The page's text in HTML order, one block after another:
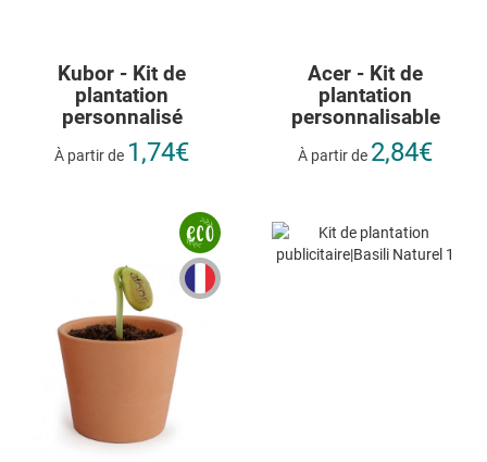
Kubor - Kit de
plantation
personnalisé
À partir de 1,74€
Acer - Kit de
plantation
personnalisable
À partir de 2,84€